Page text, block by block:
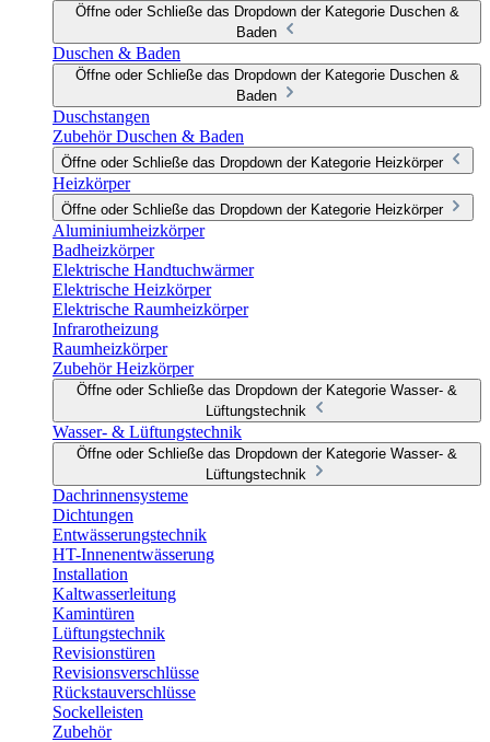
Öffne oder Schließe das Dropdown der Kategorie Duschen &
Baden
Duschen & Baden
Öffne oder Schließe das Dropdown der Kategorie Duschen &
Baden
Duschstangen
Zubehör Duschen & Baden
Öffne oder Schließe das Dropdown der Kategorie Heizkörper
Heizkörper
Öffne oder Schließe das Dropdown der Kategorie Heizkörper
Aluminiumheizkörper
Badheizkörper
Elektrische Handtuchwärmer
Elektrische Heizkörper
Elektrische Raumheizkörper
Infrarotheizung
Raumheizkörper
Zubehör Heizkörper
Öffne oder Schließe das Dropdown der Kategorie Wasser- &
Lüftungstechnik
Wasser- & Lüftungstechnik
Öffne oder Schließe das Dropdown der Kategorie Wasser- &
Lüftungstechnik
Dachrinnensysteme
Dichtungen
Entwässerungstechnik
HT-Innenentwässerung
Installation
Kaltwasserleitung
Kamintüren
Lüftungstechnik
Revisionstüren
Revisionsverschlüsse
Rückstauverschlüsse
Sockelleisten
Zubehör